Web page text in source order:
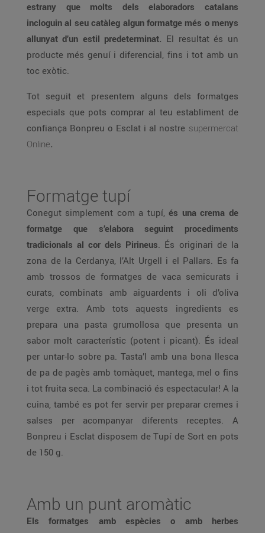
estrany que molts dels elaboradors catalans
incloguin al seu catàleg algun formatge més o menys
allunyat d’un estil predeterminat. El resultat és un
producte més genuí i diferencial, fins i tot amb un
toc exòtic.
Tot seguit et presentem alguns dels formatges
especials que pots comprar al teu establiment de
confiança Bonpreu o Esclat i al nostre supermercat
Online.
Formatge tupí
Conegut simplement com a tupí, és una crema de
formatge que s’elabora seguint procediments
tradicionals al cor dels Pirineus. És originari de la
zona de la Cerdanya, l’Alt Urgell i el Pallars. Es fa
amb trossos de formatges de vaca semicurats i
curats, combinats amb aiguardents i oli d’oliva
verge extra. Amb tots aquests ingredients es
prepara una pasta grumollosa que presenta un
sabor molt característic (potent i picant). És ideal
per untar-lo sobre pa. Tasta’l amb una bona llesca
de pa de pagès amb tomàquet, mantega, mel o fins
i tot fruita seca. La combinació és espectacular! A la
cuina, també es pot fer servir per preparar cremes i
salses per acompanyar diferents receptes. A
Bonpreu i Esclat disposem de Tupí de Sort en pots
de 150 g.
Amb un punt aromàtic
Els formatges amb espècies o amb herbes